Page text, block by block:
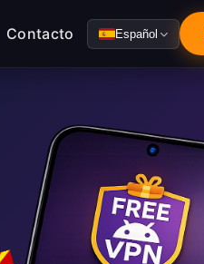
Contacto Español